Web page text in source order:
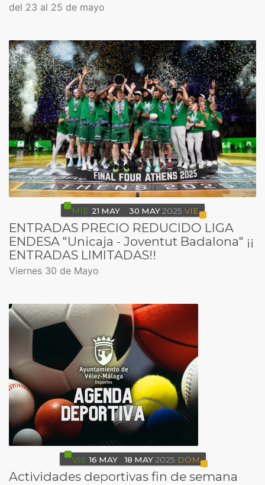
del 23 al 25 de mayo
MIÉ 21 MAY 30 MAY 2025 VIE
ENTRADAS PRECIO REDUCIDO LIGA
ENDESA "Unicaja - Joventut Badalona" ¡¡
ENTRADAS LIMITADAS!!
Viernes 30 de Mayo
VIE 16 MAY 18 MAY 2025 DOM
Actividades deportivas fin de semana